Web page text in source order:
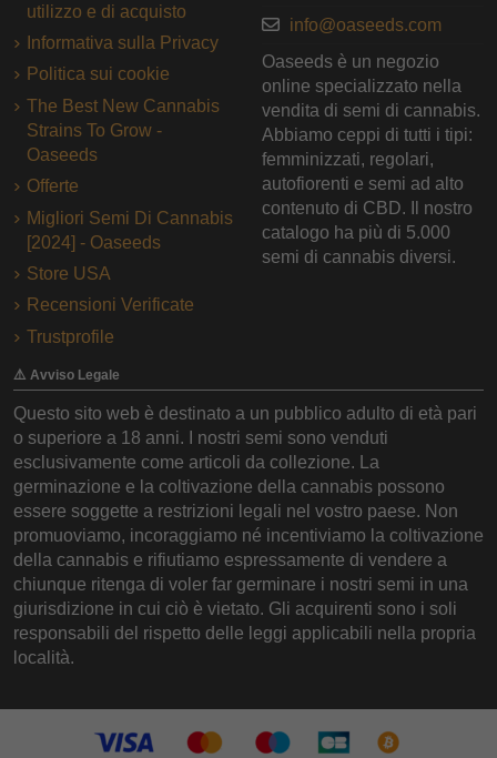
utilizzo e di acquisto
Informativa sulla Privacy
Politica sui cookie
The Best New Cannabis
Strains To Grow -
Oaseeds
Offerte
Migliori Semi Di Cannabis
[2024] - Oaseeds
Store USA
Recensioni Verificate
Trustprofile
info@oaseeds.com
Oaseeds è un negozio
online specializzato nella
vendita di semi di cannabis.
Abbiamo ceppi di tutti i tipi:
femminizzati, regolari,
autofiorenti e semi ad alto
contenuto di CBD. Il nostro
catalogo ha più di 5.000
semi di cannabis diversi.
⚠️ Avviso Legale
Questo sito web è destinato a un pubblico adulto di età pari
o superiore a 18 anni. I nostri semi sono venduti
esclusivamente come articoli da collezione. La
germinazione e la coltivazione della cannabis possono
essere soggette a restrizioni legali nel vostro paese. Non
promuoviamo, incoraggiamo né incentiviamo la coltivazione
della cannabis e rifiutiamo espressamente di vendere a
chiunque ritenga di voler far germinare i nostri semi in una
giurisdizione in cui ciò è vietato. Gli acquirenti sono i soli
responsabili del rispetto delle leggi applicabili nella propria
località.